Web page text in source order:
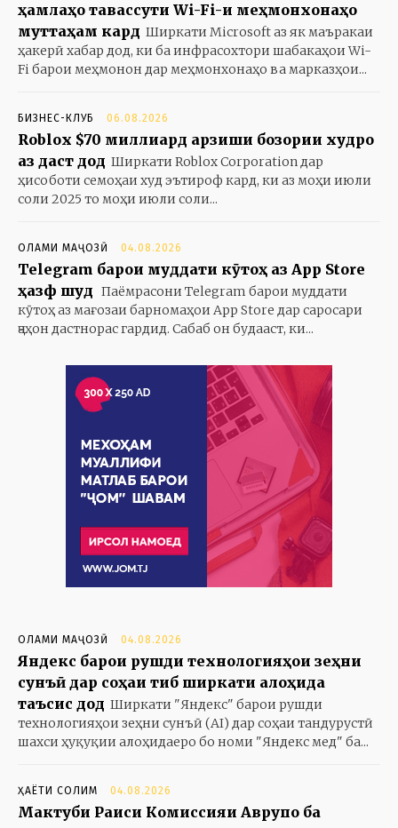
ҳамлаҳо тавассути Wi-Fi-и меҳмонхонаҳо
муттаҳам кард Ширкати Microsoft аз як маъракаи
ҳакерӣ хабар дод, ки ба инфрасохтори шабакаҳои Wi-
Fi барои меҳмонон дар меҳмонхонаҳо ва марказҳои...
БИЗНЕС-КЛУБ 06.08.2026
Roblox $70 миллиард арзиши бозории худро
аз даст дод Ширкати Roblox Corporation дар
ҳисоботи семоҳаи худ эътироф кард, ки аз моҳи июли
соли 2025 то моҳи июли соли...
ОЛАМИ МАҶОЗӢ 04.08.2026
Telegram барои муддати кӯтоҳ аз App Store
ҳазф шуд Паёмрасони Telegram барои муддати
кӯтоҳ аз мағозаи барномаҳои App Store дар саросари
ҷаҳон дастнорас гардид. Сабаб он будааст, ки...
ОЛАМИ МАҶОЗӢ 04.08.2026
Яндекс барои рушди технологияҳои зеҳни
сунъӣ дар соҳаи тиб ширкати алоҳида
таъсис дод Ширкати "Яндекс" барои рушди
технологияҳои зеҳни сунъӣ (AI) дар соҳаи тандурустӣ
шахси ҳуқуқии алоҳидаеро бо номи "Яндекс мед" ба...
ҲАЁТИ СОЛИМ 04.08.2026
Мактуби Раиси Комиссияи Аврупо ба